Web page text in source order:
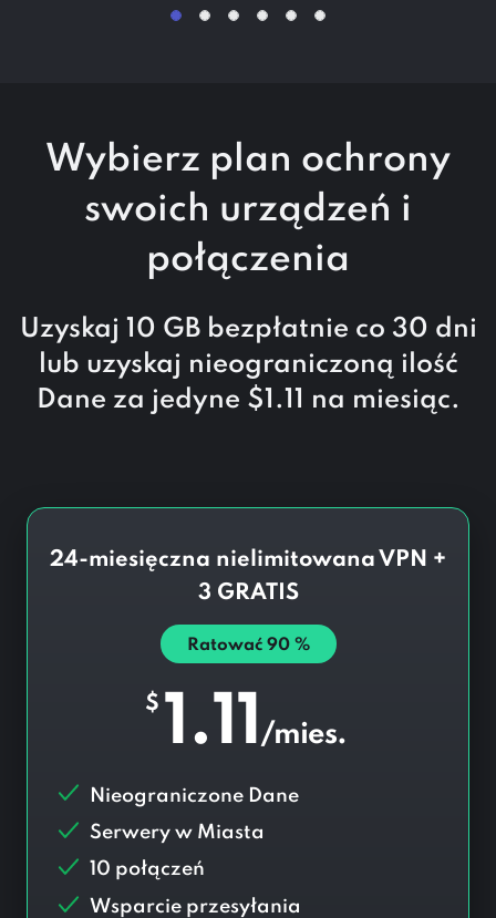
Wybierz plan ochrony
swoich urządzeń i
połączenia
Uzyskaj 10 GB bezpłatnie co 30 dni
lub uzyskaj nieograniczoną ilość
Dane za jedyne $1.11 na miesiąc.
24-miesięczna nielimitowana VPN +
3 GRATIS
Ratować 90 %
$ 1.11/mies.
Nieograniczone Dane
Serwery w Miasta
10 połączeń
Wsparcie przesyłania